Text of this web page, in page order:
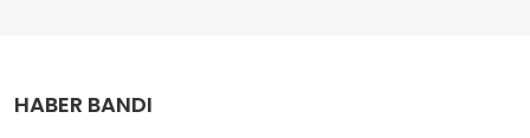
HABER BANDI